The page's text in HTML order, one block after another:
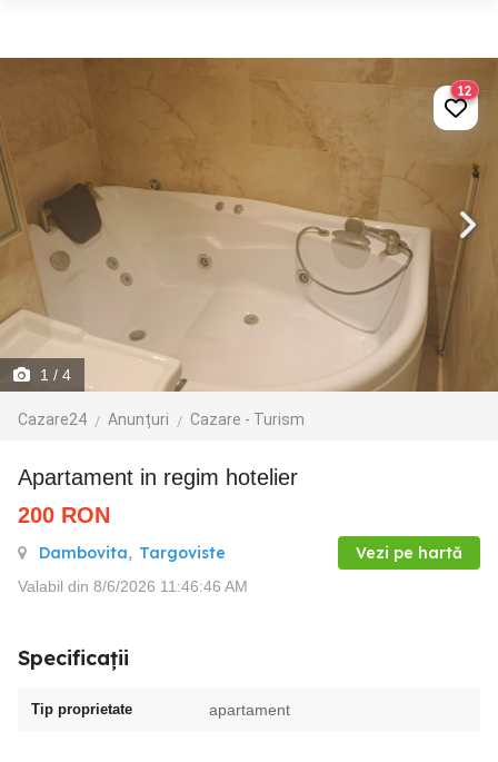
1 / 4
Cazare24 Anunțuri Cazare - Turism
12
apartament in regim hotelier
200 RON
Dambovita, Targoviste Vezi pe hartă
Valabil din 8/6/2026 11:46:46 AM
Specificații
Tip proprietate apartament